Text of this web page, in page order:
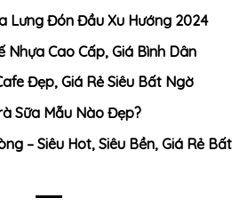
Lưng Đón Đầu Xu Hướng 2024
Nhựa Cao Cấp, Giá Bình Dân
Đẹp, Giá Rẻ Siêu Bất Ngờ
Sữa Mẫu Nào Đẹp?
– Siêu Hot, Siêu Bền, Giá Rẻ Bất